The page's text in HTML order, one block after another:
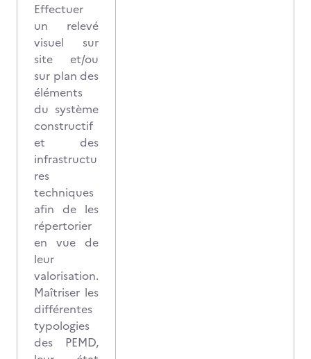
Effectuer
un relevé
visuel sur
site et/ou
sur plan des
éléments
du système
constructif
et des
infrastructu
res
techniques
afin de les
répertorier
en vue de
leur
valorisation.
Maîtriser les
différentes
typologies
des PEMD,